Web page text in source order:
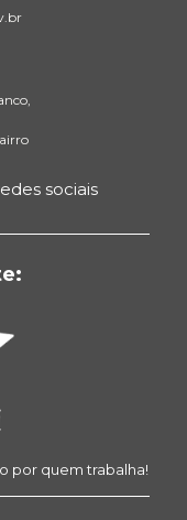
sociais
por quem trabalha!